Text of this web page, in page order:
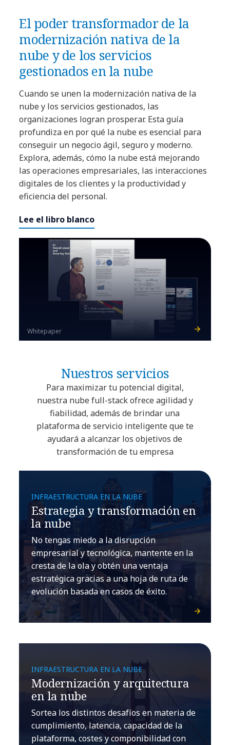
El poder transformador de la
modernización nativa de la
nube y de los servicios
gestionados en la nube
Cuando se unen la modernización nativa de la
nube y los servicios gestionados, las
organizaciones logran prosperar. Esta guía
profundiza en por qué la nube es esencial para
conseguir un negocio ágil, seguro y moderno.
Explora, además, cómo la nube está mejorando
las operaciones empresariales, las interacciones
digitales de los clientes y la productividad y
eficiencia del personal.
Lee el libro blanco
Whitepaper
Nuestros servicios
Para maximizar tu potencial digital,
nuestra nube full-stack ofrece agilidad y
fiabilidad, además de brindar una
plataforma de servicio inteligente que te
ayudará a alcanzar los objetivos de
transformación de tu empresa
INFRAESTRUCTURA EN LA NUBE
Estrategia y transformación en
la nube
No tengas miedo a la disrupción
empresarial y tecnológica, mantente en la
cresta de la ola y obtén una ventaja
estratégica gracias a una hoja de ruta de
evolución basada en casos de éxito.
INFRAESTRUCTURA EN LA NUBE
Modernización y arquitectura
en la nube
Sortea los distintos desafíos en materia de
cumplimiento, latencia, capacidad de la
plataforma, costes y componibilidad con